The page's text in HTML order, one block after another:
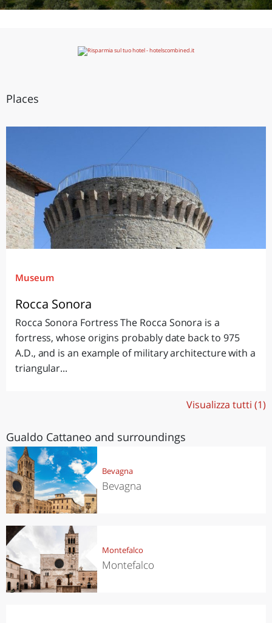
Places
Museum
Rocca Sonora
Rocca Sonora Fortress The Rocca Sonora is a
fortress, whose origins probably date back to 975
A.D., and is an example of military architecture with a
triangular...
Visualizza tutti (1)
Gualdo Cattaneo and surroundings
Bevagna
Bevagna
Montefalco
Montefalco